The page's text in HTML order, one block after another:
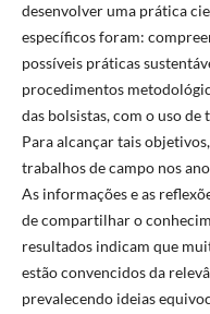
desenvolver uma prática
específicos foram:
possíveis práticas
procedimentos
das bolsistas, com o uso
Para alcançar tais
trabalhos de campo nos
As informações e as
de compartilhar o
resultados indicam que
estão convencidos da
prevalecendo ideias